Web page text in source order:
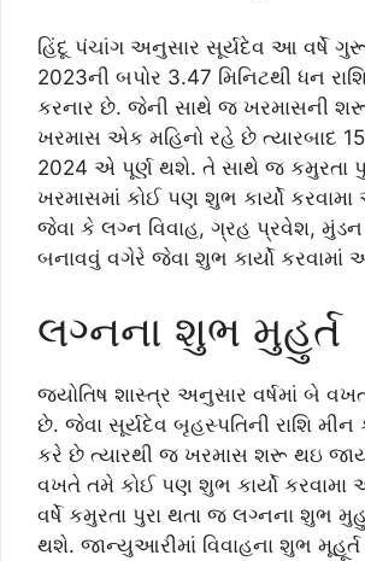
હિંદૂ પંચાંગ અનુસાર સૂર્યદેવ આ વર્ષે
2023ની બપોર 3.47 મિનિટથી ધન
કરનાર છે. જેની સાથે જ ખરમાસની
ખરમાસ એક મહિનો રહે છે ત્યારબાદ
2024 એ પૂર્ણ થશે. તે સાથે જ કમુરતા
ખરમાસમાં કોઈ પણ શુભ કાર્યો
જેવા કે લગ્ન વિવાહ, ગ્રહ પ્રવેશ,
બનાવવું વગેરે જેવા શુભ કાર્યો કરવામાં
લગ્નના શુભ મુહુર્ત
જ્યોતિષ શાસ્ત્ર અનુસાર વર્ષમાં બે
છે. જેવા સૂર્યદેવ બૃહસ્પતિની રાશિ
કરે છે ત્યારથી જ ખરમાસ શરૂ થઇ
વખતે તમે કોઈ પણ શુભ કાર્યો
વર્ષે કમુરતા પુરા થતા જ લગ્નના શુભ
થશે. જાન્યુઆરીમાં વિવાહના શુભ મૂહૂર્ત